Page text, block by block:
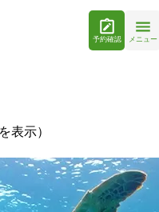
予約確認 メニュー
表示）